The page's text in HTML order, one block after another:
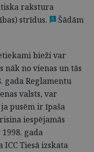
rakstura
strīdus.
4
Šādām
bieži var
nāk no vienas un tās
gada Reglamentu
valsts, var
pusēm ir īpaša
iespējamās
gada
Tiesā izskata